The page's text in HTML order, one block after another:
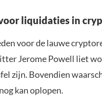
liquidaties in
voor de lauwe
Jerome Powell liet
zijn. Bovendien
kan oplopen.